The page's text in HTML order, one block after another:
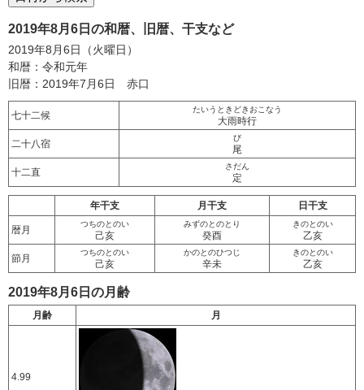
2019年8月6日の和暦、旧暦、干支など
2019年8月6日（火曜日）
和暦：令和元年
旧暦：2019年7月6日 赤口
七十二候
たいうときどきおこなう
大雨時行
二十八宿
び
尾
十二直
さだん
定
年干支 月干支 日干支
暦月
つちのとのい
己亥
みずのとのとり
癸酉
きのとのい
乙亥
節月
つちのとのい
己亥
かのとのひつじ
辛未
きのとのい
乙亥
2019年8月6日の月齢
月齢 月
4.99